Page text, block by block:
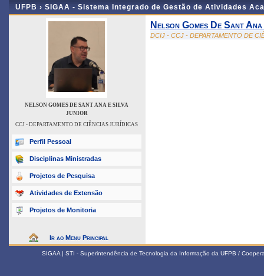
UFPB › SIGAA - Sistema Integrado de Gestão de Atividades
NELSON GOMES DE SANT ANA E SILVA
JUNIOR
CCJ - DEPARTAMENTO DE CIÊNCIAS JURÍDICAS
Perfil Pessoal
Disciplinas Ministradas
Projetos de Pesquisa
Atividades de Extensão
Projetos de Monitoria
Ir ao Menu Principal
Nelson Gomes De Sant
DCIJ - CCJ - DEPARTAMENTO DE
SIGAA | STI - Superintendência de Tecnologia da Informação da UFPB /